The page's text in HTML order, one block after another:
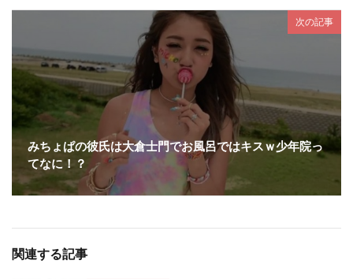
次の記事
みちょぱの彼氏は大倉士門でお風呂ではキスｗ少年院っ
てなに！？
関連する記事